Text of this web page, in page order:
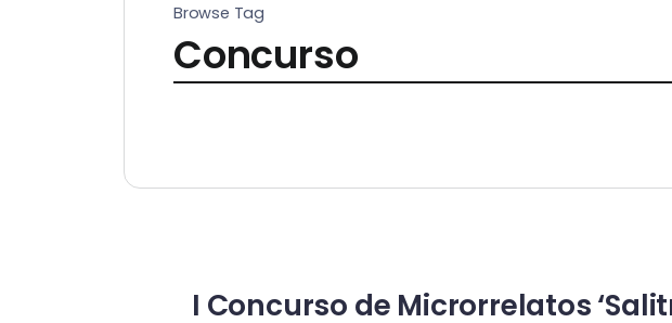
Browse Tag
Concurso
I Concurso de Microrrelatos